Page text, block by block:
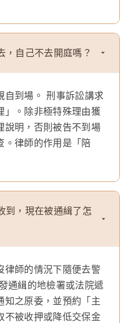
，自己不去開庭嗎？
自到場。 刑事訴訟講求
」。除非極特殊理由獲
說明，否則被告不到場
。律師的作用是「陪
到，現在被通緝了怎
律師的情況下隨便去警
通緝的地檢署或法院遞
知之原委，並預約「主
不被收押或降低交保金